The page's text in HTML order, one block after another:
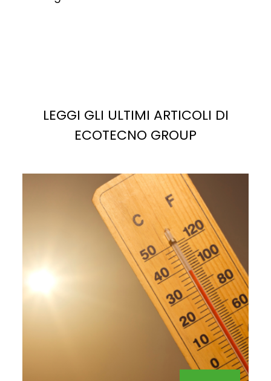
potenziale sul pianeta. Se sfruttata correttamente,
potrebbe facilmente soddisfare, e superare, la
domanda di elettricità attuale e futura.
LEGGI GLI ULTIMI ARTICOLI DI
ECOTECNO GROUP